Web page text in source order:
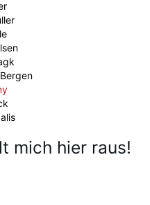
mich hier raus!